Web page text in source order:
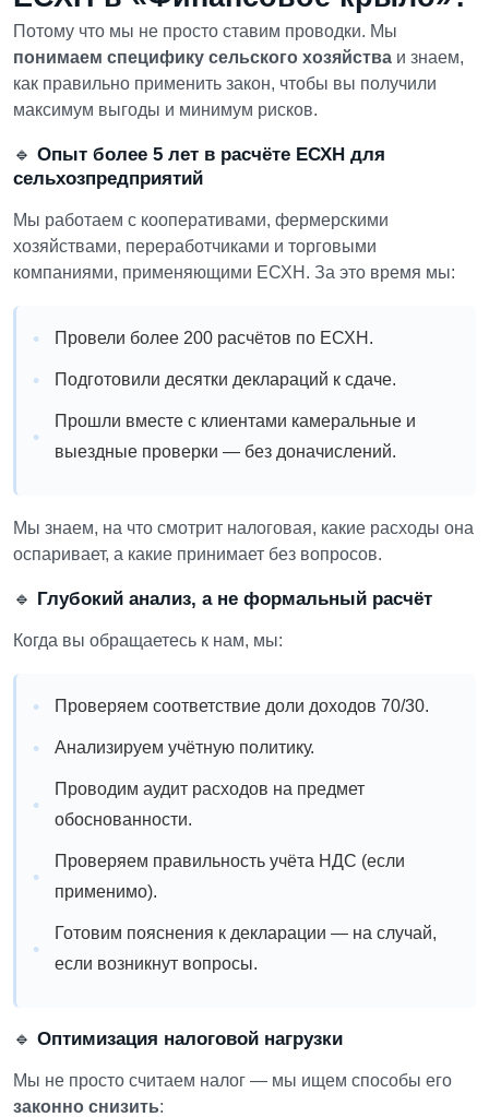
Потому что мы не просто ставим проводки. Мы
понимаем специфику сельского хозяйства и знаем,
как правильно применить закон, чтобы вы получили
максимум выгоды и минимум рисков.
🔹 Опыт более 5 лет в расчёте ЕСХН для
сельхозпредприятий
Мы работаем с кооперативами, фермерскими
хозяйствами, переработчиками и торговыми
компаниями, применяющими ЕСХН. За это время мы:
Провели более 200 расчётов по ЕСХН.
Подготовили десятки деклараций к сдаче.
Прошли вместе с клиентами камеральные и
выездные проверки — без доначислений.
Мы знаем, на что смотрит налоговая, какие расходы она
оспаривает, а какие принимает без вопросов.
🔹 Глубокий анализ, а не формальный расчёт
Когда вы обращаетесь к нам, мы:
Проверяем соответствие доли доходов 70/30.
Анализируем учётную политику.
Проводим аудит расходов на предмет
обоснованности.
Проверяем правильность учёта НДС (если
применимо).
Готовим пояснения к декларации — на случай,
если возникнут вопросы.
🔹 Оптимизация налоговой нагрузки
Мы не просто считаем налог — мы ищем способы его
законно снизить: